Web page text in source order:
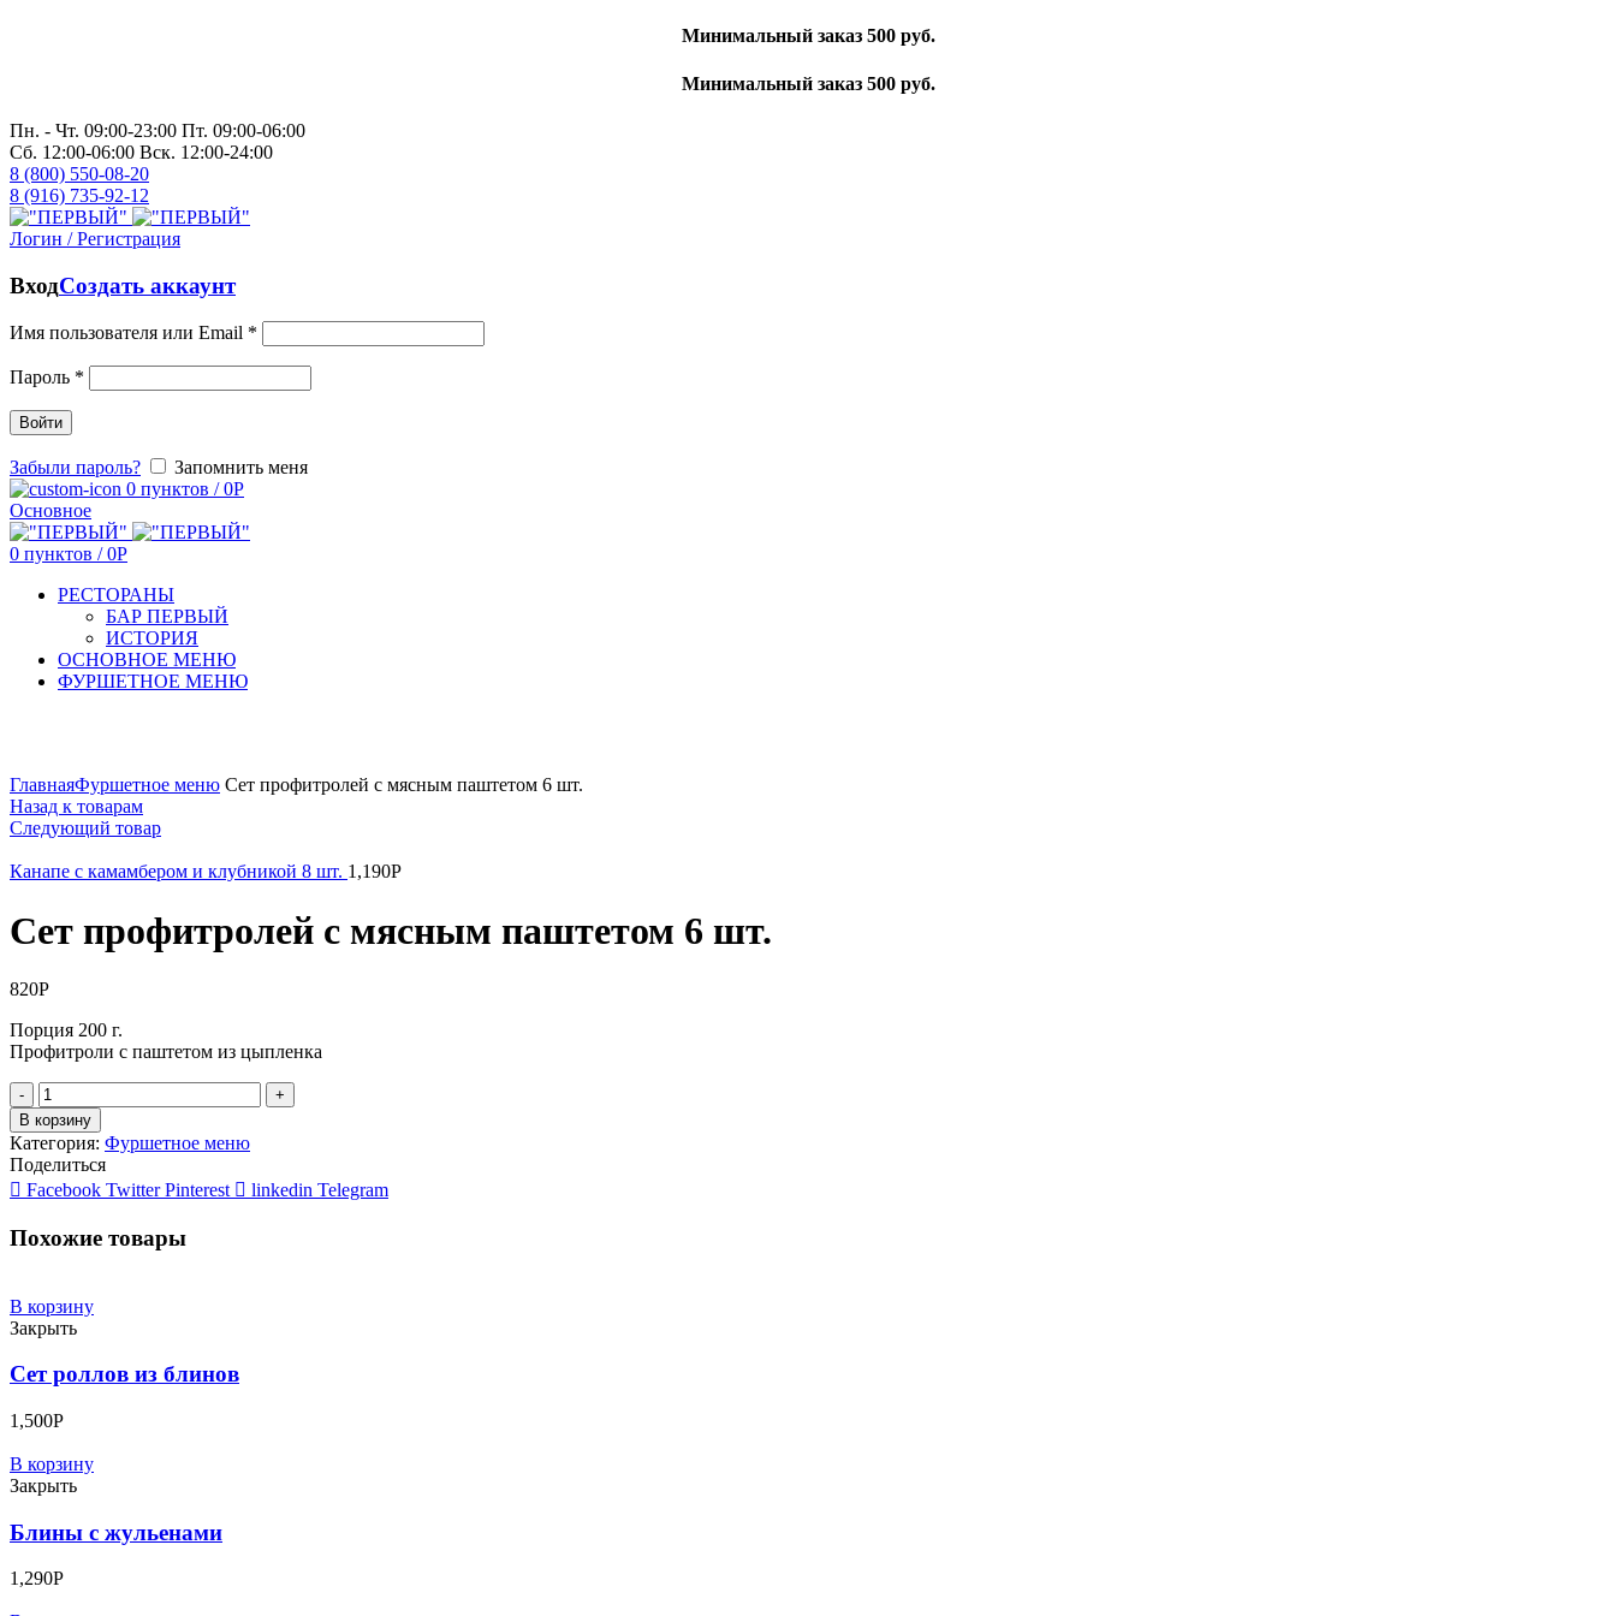
Минимальный заказ 500 руб.
Минимальный заказ 500 руб.
Пн. - Чт. 09:00-23:00 Пт. 09:00-06:00
Сб. 12:00-06:00 Вск. 12:00-24:00
8 (800) 550-08-20
8 (916) 735-92-12
Логин / Регистрация
ВходСоздать аккаунт
Имя пользователя или Email *
Пароль *
Войти
Забыли пароль?
Запомнить меня
0 пунктов / 0Р
Основное
0 пунктов / 0Р
РЕСТОРАНЫ
БАР ПЕРВЫЙ
ИСТОРИЯ
ОСНОВНОЕ МЕНЮ
ФУРШЕТНОЕ МЕНЮ
ГлавнаяФуршетное меню Сет профитролей с мясным паштетом 6 шт.
Назад к товарам
Следующий товар
Канапе с камамбером и клубникой 8 шт. 1,190Р
Сет профитролей с мясным паштетом 6 шт.
820Р
Порция 200 г.
Профитроли с паштетом из цыпленка
Количество
В корзину
Категория: Фуршетное меню
Поделиться
Facebook Twitter Pinterest linkedin Telegram
Похожие товары
В корзину
Закрыть
Сет роллов из блинов
1,500Р
В корзину
Закрыть
Блины с жульенами
1,290Р